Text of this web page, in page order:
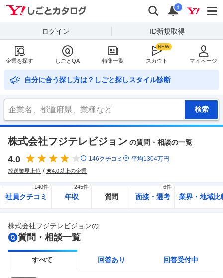
検索
通知
i
ログイン ID新規取得
企業を探す しごとQA 特集一覧 スカウト マイページ
自分に合う探し方は？しごと探しスタイル診断
株式会社フジテレビジョン の質問・相談の一覧
4.0 146クチコミ 平均1304万円
放送業界上位 4.0以上の企業
社員クチコミ
140件
年収
245件
質問 面接・選考
6件
業界・地域比
株式会社フジテレビジョンの
質問・相談一覧
すべて 回答あり 回答受付中